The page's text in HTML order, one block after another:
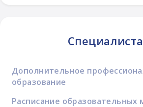
Дополнительное
образование
Расписание образовательных